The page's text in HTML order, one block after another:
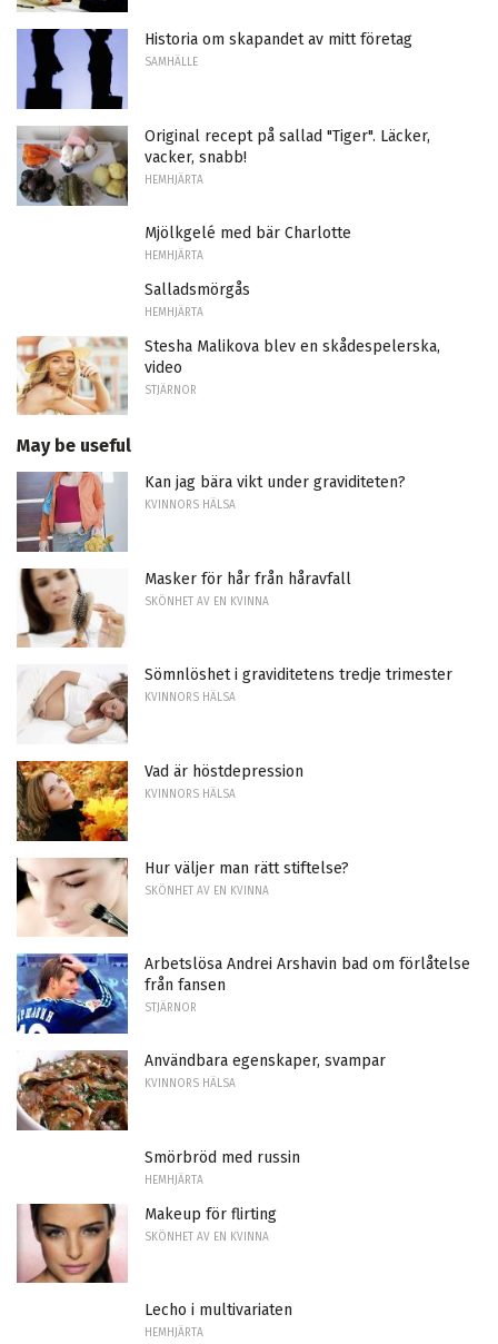
Historia om skapandet av mitt företag
SAMHÄLLE
Original recept på sallad "Tiger". Läcker,
vacker, snabb!
HEMHJÄRTA
Mjölkgelé med bär Charlotte
HEMHJÄRTA
Salladsmörgås
HEMHJÄRTA
Stesha Malikova blev en skådespelerska,
video
STJÄRNOR
May be useful
Kan jag bära vikt under graviditeten?
KVINNORS HÄLSA
Masker för hår från håravfall
SKÖNHET AV EN KVINNA
Sömnlöshet i graviditetens tredje trimester
KVINNORS HÄLSA
Vad är höstdepression
KVINNORS HÄLSA
Hur väljer man rätt stiftelse?
SKÖNHET AV EN KVINNA
Arbetslösa Andrei Arshavin bad om förlåtelse
från fansen
STJÄRNOR
Användbara egenskaper, svampar
KVINNORS HÄLSA
Smörbröd med russin
HEMHJÄRTA
Makeup för flirting
SKÖNHET AV EN KVINNA
Lecho i multivariaten
HEMHJÄRTA